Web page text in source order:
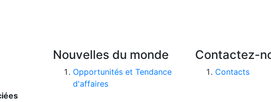
Nouvelles du monde
Opportunités et Tendance
d'affaires
Contactez-
Contacts